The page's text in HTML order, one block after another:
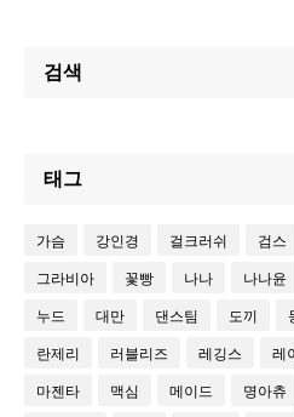
검색
태그
가슴 강인경 걸크러쉬 검스
그라비아 꽃빵 나나 나나윤
누드 대만 댄스팀 도끼
란제리 러블리즈 레깅스 레
마젠타 맥심 메이드 명아츄